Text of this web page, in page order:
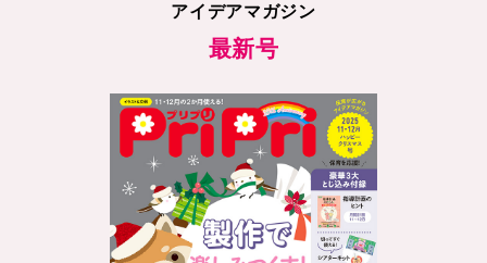
アイデアマガジン
最新号